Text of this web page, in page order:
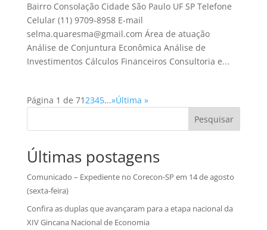
Bairro Consolação Cidade São Paulo UF SP Telefone
Celular (11) 9709-8958 E-mail
selma.quaresma@gmail.com Área de atuação
Análise de Conjuntura Econômica Análise de
Investimentos Cálculos Financeiros Consultoria e...
Página 1 de 712345...»Última »
Pesquisar
Últimas postagens
Comunicado – Expediente no Corecon-SP em 14 de agosto
(sexta-feira)
Confira as duplas que avançaram para a etapa nacional da
XIV Gincana Nacional de Economia